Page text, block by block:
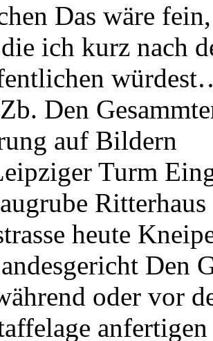
Das wäre
ich kurz nach
Den
auf Bildern
Turm
Ritterhaus
heute
Den
oder vor